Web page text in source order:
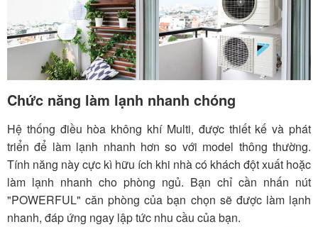
Chức năng làm lạnh nhanh chóng
Hệ thống điều hòa không khí Multi, được thiết kế và phát
triển để làm lạnh nhanh hơn so với model thông thường.
Tính năng này cực kì hữu ích khi nhà có khách đột xuất hoặc
làm lạnh nhanh cho phòng ngủ. Bạn chỉ cần nhấn nút
"POWERFUL" căn phòng của bạn chọn sẽ được làm lạnh
nhanh, đáp ứng ngay lập tức nhu cầu của bạn.